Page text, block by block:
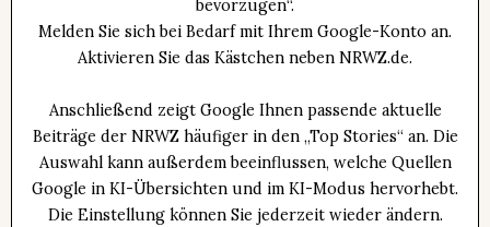
bevorzugen“.
Melden Sie sich bei Bedarf mit Ihrem Google-Konto an.
Aktivieren Sie das Kästchen neben NRWZ.de.
Anschließend zeigt Google Ihnen passende aktuelle
Beiträge der NRWZ häufiger in den „Top Stories“ an. Die
Auswahl kann außerdem beeinflussen, welche Quellen
Google in KI-Übersichten und im KI-Modus hervorhebt.
Die Einstellung können Sie jederzeit wieder ändern.